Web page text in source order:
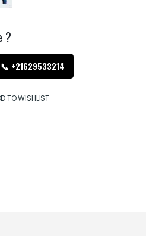
?
📞 +21629533214
TO WISHLIST